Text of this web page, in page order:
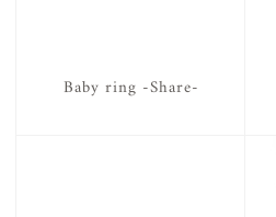
Baby ring -Share-